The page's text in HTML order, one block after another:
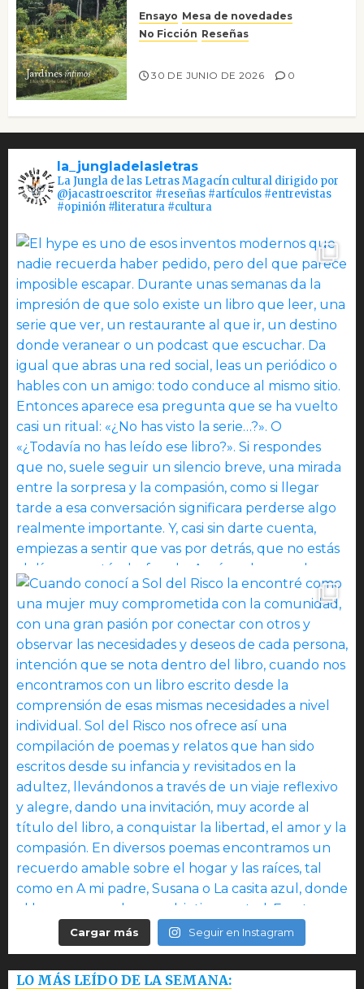
Ensayo Mesa de novedades
No Ficción Reseñas
30 DE JUNIO DE 2026 0
la_jungladelasletras
La Jungla de las Letras Magacín cultural dirigido por
@jacastroescritor #reseñas #artículos #entrevistas
#opinión #literatura #cultura
Cargar más Seguir en Instagram
LO MÁS LEÍDO DE LA SEMANA: